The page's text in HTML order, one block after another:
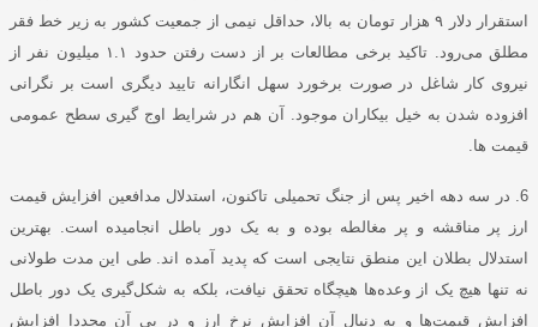
استقرار دلار ۹ هزار تومان به بالا، حداقل نیمی از جمعیت کشور به زیر خط فقر
مطلق می‌رود. تاکید برخی مطالعات بر از دست رفتن حدود ۱.۱ میلیون نفر از
نیروی کار شاغل در صورت برخورد سهل انگارانه تایید دیگری است بر نگرانی
افزوده شدن به خیل بیکاران موجود. آن هم در شرایط اوج گیری سطح عمومی
قیمت ها.
6. در سه دهه اخیر پس از جنگ تحمیلی تاکنون، استدلال مدافعین افزایش قیمت
ارز پر مناقشه و پر مغالطه بوده و به یک دور باطل انجامیده است. بهترین
استدلال بطلان این منطق نتایجی است که پدید آمده اند. طی این مدت طولانی
نه تنها هیچ یک از وعده‌ها هیچگاه تحقق نیافت، بلکه به شکل‌گیری یک دور باطل
افزایش قیمت‌ها و به دنبال آن افزایش نرخ ارز و در پی آن مجددا افزایش